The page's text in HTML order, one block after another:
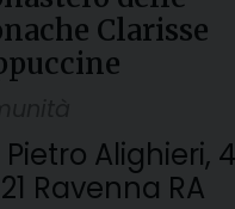
Clarisse
Pietro Alighieri,
Ravenna RA